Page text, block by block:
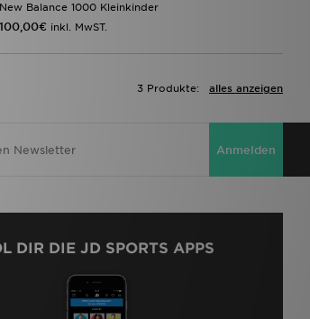
New Balance 1000 Kleinkinder
100,00€ inkl. MwST.
alles anzeigen
3 Produkte:
Anmelden
DIR DIE JD SPORTS APPS